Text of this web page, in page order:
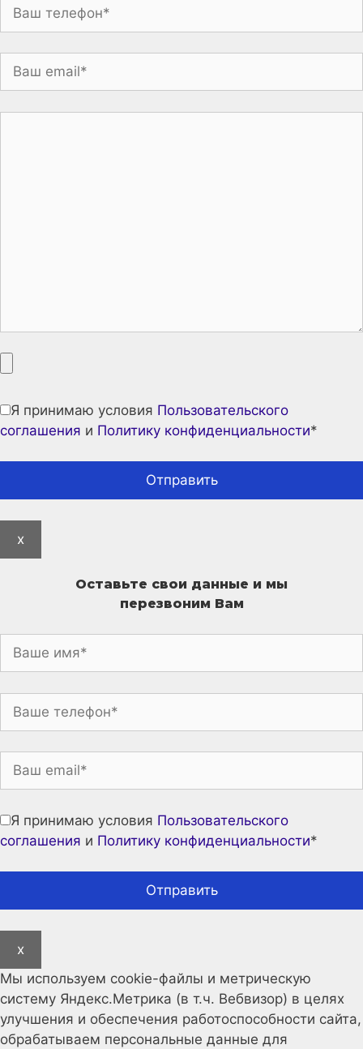
Я принимаю условия Пользовательского
соглашения и Политику конфиденциальности*
x
Оставьте свои данные и мы
перезвоним Вам
Я принимаю условия Пользовательского
соглашения и Политику конфиденциальности*
x
Мы используем cookie-файлы и метрическую
систему Яндекс.Метрика (в т.ч. Вебвизор) в целях
улучшения и обеспечения работоспособности сайта,
обрабатываем персональные данные для